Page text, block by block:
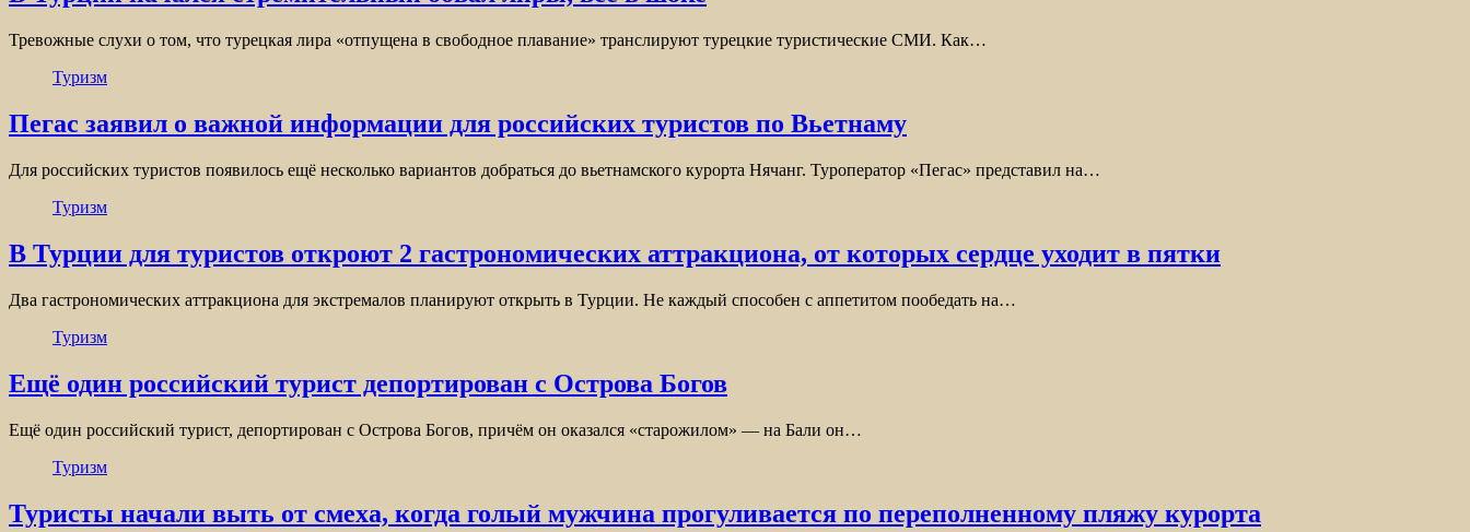
Тревожные слухи о том, что турецкая лира «отпущена в свободное плавание» транслируют турецкие туристические СМИ. Как…
Туризм
Пегас заявил о важной информации для российских туристов по Вьетнаму
Для российских туристов появилось ещё несколько вариантов добраться до вьетнамского курорта Нячанг. Туроператор «Пегас» представил на…
Туризм
В Турции для туристов откроют 2 гастрономических аттракциона, от которых сердце уходит в пятки
Два гастрономических аттракциона для экстремалов планируют открыть в Турции. Не каждый способен с аппетитом пообедать на…
Туризм
Ещё один российский турист депортирован с Острова Богов
Ещё один российский турист, депортирован с Острова Богов, причём он оказался «старожилом» — на Бали он…
Туризм
Туристы начали выть от смеха, когда голый мужчина прогуливается по переполненному пляжу курорта